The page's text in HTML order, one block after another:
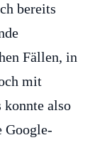
bereits
Fällen, in
mit
konnte also
Google-